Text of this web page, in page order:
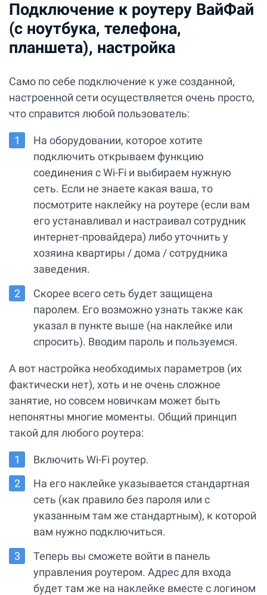
Подключение к роутеру ВайФай
(с ноутбука, телефона,
планшета), настройка
Само по себе подключение к уже созданной,
настроенной сети осуществляется очень просто,
что справится любой пользователь:
На оборудовании, которое хотите
подключить открываем функцию
соединения с Wi-Fi и выбираем нужную
сеть. Если не знаете какая ваша, то
посмотрите наклейку на роутере (если вам
его устанавливал и настраивал сотрудник
интернет-провайдера) либо уточнить у
хозяина квартиры / дома / сотрудника
заведения.
Скорее всего сеть будет защищена
паролем. Его возможно узнать также как
указал в пункте выше (на наклейке или
спросить). Вводим пароль и пользуемся.
А вот настройка необходимых параметров (их
фактически нет), хоть и не очень сложное
занятие, но совсем новичкам может быть
непонятны многие моменты. Общий принцип
такой для любого роутера:
Включить Wi-Fi роутер.
На его наклейке указывается стандартная
сеть (как правило без пароля или с
указанным там же стандартным), к которой
вам нужно подключиться.
Теперь вы сможете войти в панель
управления роутером. Адрес для входа
будет там же на наклейке вместе с логином